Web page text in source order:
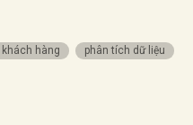
hàng
phân tích dữ liệu